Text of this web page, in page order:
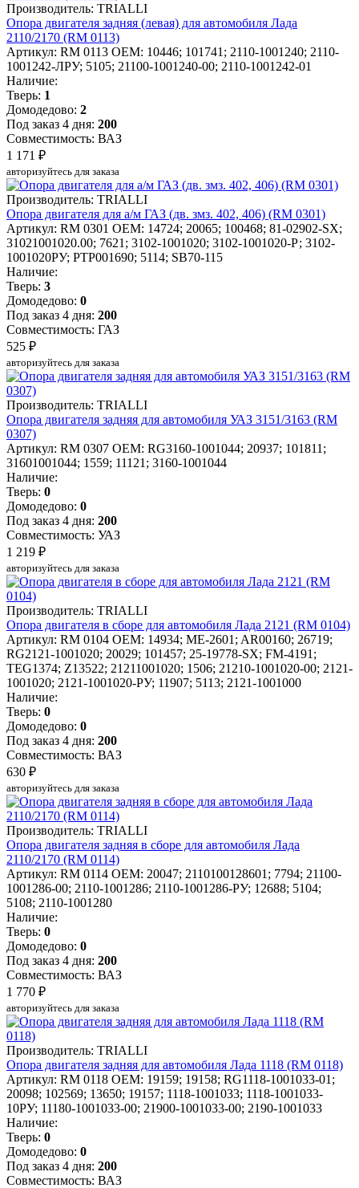
Производитель: TRIALLI
Опора двигателя задняя (левая) для автомобиля Лада
2110/2170 (RM 0113)
Артикул: RM 0113 OEM: 10446; 101741; 2110-1001240; 2110-
1001242-ЛРУ; 5105; 21100-1001240-00; 2110-1001242-01
Наличие:
Тверь: 1
Домодедово: 2
Под заказ 4 дня: 200
Совместимость: ВАЗ
1 171 ₽
авторизуйтесь для заказа
Производитель: TRIALLI
Опора двигателя для а/м ГАЗ (дв. змз. 402, 406) (RM 0301)
Артикул: RM 0301 OEM: 14724; 20065; 100468; 81-02902-SX;
31021001020.00; 7621; 3102-1001020; 3102-1001020-Р; 3102-
1001020РУ; PTP001690; 5114; SB70-115
Наличие:
Тверь: 3
Домодедово: 0
Под заказ 4 дня: 200
Совместимость: ГАЗ
525 ₽
авторизуйтесь для заказа
Производитель: TRIALLI
Опора двигателя задняя для автомобиля УАЗ 3151/3163 (RM
0307)
Артикул: RM 0307 OEM: RG3160-1001044; 20937; 101811;
31601001044; 1559; 11121; 3160-1001044
Наличие:
Тверь: 0
Домодедово: 0
Под заказ 4 дня: 200
Совместимость: УАЗ
1 219 ₽
авторизуйтесь для заказа
Производитель: TRIALLI
Опора двигателя в сборе для автомобиля Лада 2121 (RM 0104)
Артикул: RM 0104 OEM: 14934; ME-2601; AR00160; 26719;
RG2121-1001020; 20029; 101457; 25-19778-SX; FM-4191;
TEG1374; Z13522; 21211001020; 1506; 21210-1001020-00; 2121-
1001020; 2121-1001020-РУ; 11907; 5113; 2121-1001000
Наличие:
Тверь: 0
Домодедово: 0
Под заказ 4 дня: 200
Совместимость: ВАЗ
630 ₽
авторизуйтесь для заказа
Производитель: TRIALLI
Опора двигателя задняя в сборе для автомобиля Лада
2110/2170 (RM 0114)
Артикул: RM 0114 OEM: 20047; 2110100128601; 7794; 21100-
1001286-00; 2110-1001286; 2110-1001286-РУ; 12688; 5104;
5108; 2110-1001280
Наличие:
Тверь: 0
Домодедово: 0
Под заказ 4 дня: 200
Совместимость: ВАЗ
1 770 ₽
авторизуйтесь для заказа
Производитель: TRIALLI
Опора двигателя задняя для автомобиля Лада 1118 (RM 0118)
Артикул: RM 0118 OEM: 19159; 19158; RG1118-1001033-01;
20098; 102569; 13650; 19157; 1118-1001033; 1118-1001033-
10РУ; 11180-1001033-00; 21900-1001033-00; 2190-1001033
Наличие:
Тверь: 0
Домодедово: 0
Под заказ 4 дня: 200
Совместимость: ВАЗ